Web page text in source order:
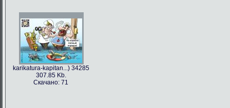
karikatura-kapitan...) 34285
307.85 Kb.
Скачано: 71